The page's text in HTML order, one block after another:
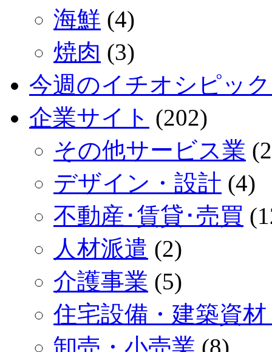
海鮮 (4)
焼肉 (3)
今週のイチオシピッ
企業サイト (202)
その他サービス業
デザイン・設計 (4)
不動産･賃貸･売買
人材派遣 (2)
介護事業 (5)
住宅設備・建築資